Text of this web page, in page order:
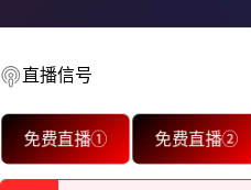
直播信号
免费直播① 免费直播②
2026-08-16 【埃塞超】